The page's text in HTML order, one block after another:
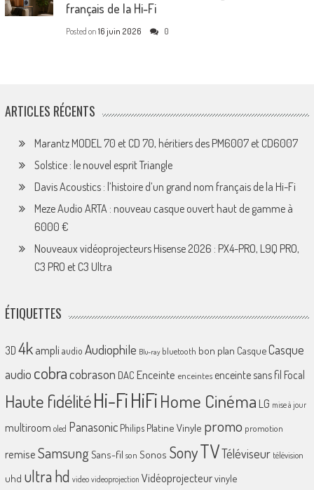
français de la Hi-Fi
Posted on 16 juin 2026 0
ARTICLES RÉCENTS
Marantz MODEL 70 et CD 70, héritiers des PM6007 et CD6007
Solstice : le nouvel esprit Triangle
Davis Acoustics : l’histoire d’un grand nom français de la Hi-Fi
Meze Audio ARTA : nouveau casque ouvert haut de gamme à
6000 €
Nouveaux vidéoprojecteurs Hisense 2026 : PX4-PRO, L9Q PRO,
C3 PRO et C3 Ultra
ÉTIQUETTES
3D 4k ampliaudio Audiophile Blu-ray bluetooth bon plan CasqueCasque
audio cobracobrason DAC Enceinte enceintes enceinte sans fil Focal
Haute fidélitéHi-FiHiFiHome Cinéma LG mise à jour
multiroom oled Panasonic Philips Platine Vinyle promo promotion
remiseSamsungSans-fil son Sonos SonyTVTéléviseur télévision
uhd ultra hd video videoprojection Vidéoprojecteurvinyle